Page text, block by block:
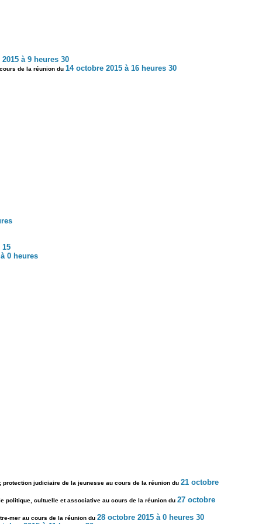
à 9 heures 30
de la réunion du 14 octobre 2015 à 16 heures 30
15
0 heures
judiciaire de la jeunesse au cours de la réunion du 21 octobre
politique, cultuelle et associative au cours de la réunion du 27 octobre
mer au cours de la réunion du 28 octobre 2015 à 0 heures 30